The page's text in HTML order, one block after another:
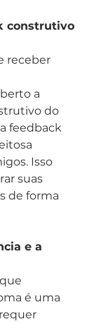
construtivo
receber
a
do
feedback
Isso
suas
de forma
e a
é uma